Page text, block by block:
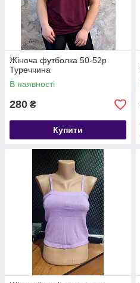
Жіноча футболка 50-52р
Туреччина
В наявності
280 ₴
Купити